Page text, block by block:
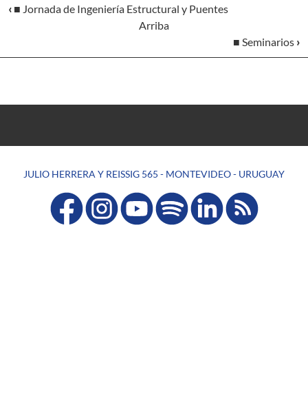
‹ ■ Jornada de Ingeniería Estructural y Puentes
Arriba
■ Seminarios ›
JULIO HERRERA Y REISSIG 565 - MONTEVIDEO - URUGUAY